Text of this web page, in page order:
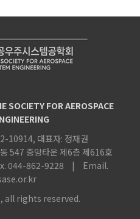
SOCIETY FOR AEROSPACE
10914, 대표자: 정재권
547 중앙타운 제6층 제616호
044-862-9228 |
Email.
all rights reserved.